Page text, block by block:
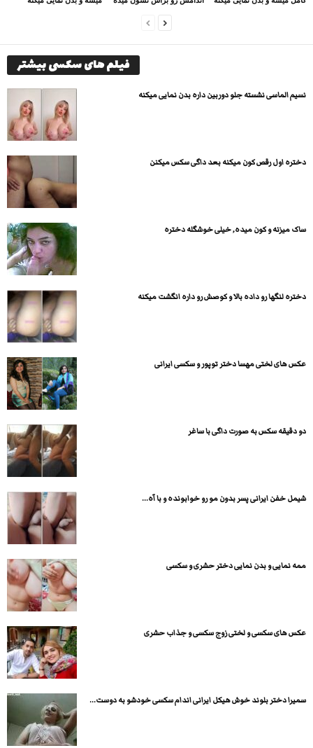
فیلم های سکسی بیشتر
نسیم الماسی نشسته جلو دوربین داره بدن نمایی میکنه
دختره اول رقص کون میکنه بعد داگی سکس میکنن
ساک میزنه و کون میده, خیلی خوشگله دختره
دختره لنگها رو داده بالا و کوصش رو داره انگشت میکنه
عکس های لختی مهسا دختر توپور و سکسی ایرانی
دو دقیقه سکس به صورت داگی با ساغر
شیمل خفن ایرانی پسر بدون مو رو خوابونده و با آه...
ممه نمایی و بدن نمایی دختر حشری و سکسی
عکس های سکسی و لختی زوج سکسی و جذاب حشری
سمیرا دختر بلوند خوش هیکل ایرانی اندام سکسی خودشو به دوست...